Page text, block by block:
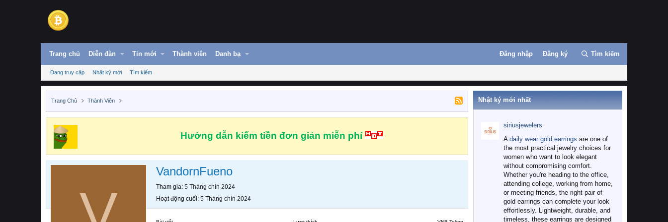
Trang chủ Diễn đàn Tin mới Thành viên Danh bạ Đăng nhập Đăng ký Tìm kiếm
Đang truy cập Nhật ký mới Tìm kiếm
Trang Chủ Thành Viên
Hướng dẫn kiếm tiền đơn giản miễn phí
VandornFueno
Tham gia 5 Tháng chín 2024
Hoạt động cuối 5 Tháng chín 2024
Nhật ký mới nhất
siriusjewelers
A daily wear gold earrings are one of
the most practical jewelry choices for
women who want to look elegant
without compromising comfort.
Whether you're heading to the office,
attending college, working from home,
or meeting friends, the right pair of
gold earrings can complete your look
effortlessly. Lightweight, durable, and
timeless, these earrings are designed